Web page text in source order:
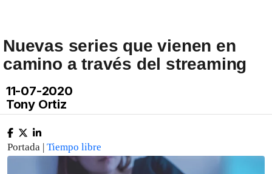
Nuevas series que vienen en
camino a través del streaming
11-07-2020
Tony Ortiz
Portada | Tiempo libre